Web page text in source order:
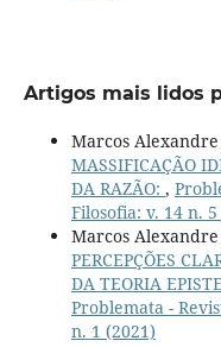
Artigos mais lidos
Marcos
MASSIFICAÇÃO
DA RAZÃO: ,
Filosofia: v. 14 n. 5
Marcos Alexandre
PERCEPÇÕES
DA TEORIA
Problemata -
n. 1 (2021)